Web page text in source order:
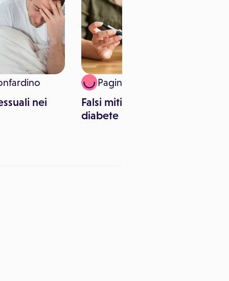
nei
Paginemediche
Falsi miti da sfatare sul
diabete